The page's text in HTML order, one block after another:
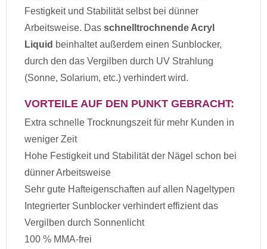
Festigkeit und Stabilität selbst bei dünner
Arbeitsweise. Das schnelltrochnende Acryl
Liquid beinhaltet außerdem einen Sunblocker,
durch den das Vergilben durch UV Strahlung
(Sonne, Solarium, etc.) verhindert wird.
VORTEILE AUF DEN PUNKT GEBRACHT:
Extra schnelle Trocknungszeit für mehr Kunden in
weniger Zeit
Hohe Festigkeit und Stabilität der Nägel schon bei
dünner Arbeitsweise
Sehr gute Hafteigenschaften auf allen Nageltypen
Integrierter Sunblocker verhindert effizient das
Vergilben durch Sonnenlicht
100 % MMA-frei